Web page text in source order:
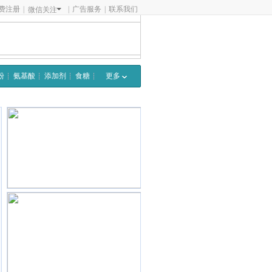
注册 微信关注 广告服务 联系我们
氨基酸 添加剂 食糖 更多